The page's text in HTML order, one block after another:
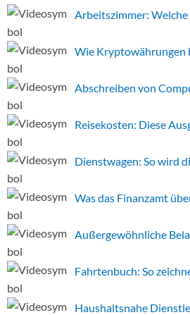
Arbeitszimmer:
Wie Kryptowährungen
Abschreiben von
Reisekosten: Diese
Dienstwagen: So wird
Was das Finanzamt
Außergewöhnliche
Fahrtenbuch: So
Haushaltsnahe